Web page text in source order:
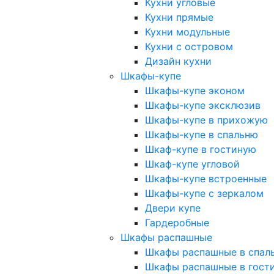
Кухни угловые
Кухни прямые
Кухни модульные
Кухни с островом
Дизайн кухни
Шкафы-купе
Шкафы-купе эконом
Шкафы-купе эксклюзив
Шкафы-купе в прихожую
Шкафы-купе в спальню
Шкаф-купе в гостиную
Шкаф-купе угловой
Шкафы-купе встроенные
Шкафы-купе с зеркалом
Двери купе
Гардеробные
Шкафы распашные
Шкафы распашные в
Шкафы распашные в